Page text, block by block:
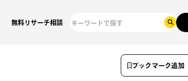
無料リサーチ相談
ブックマーク追加